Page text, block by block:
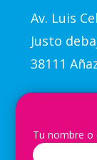
Av. Luis
Justo
38111
Tu nombre o